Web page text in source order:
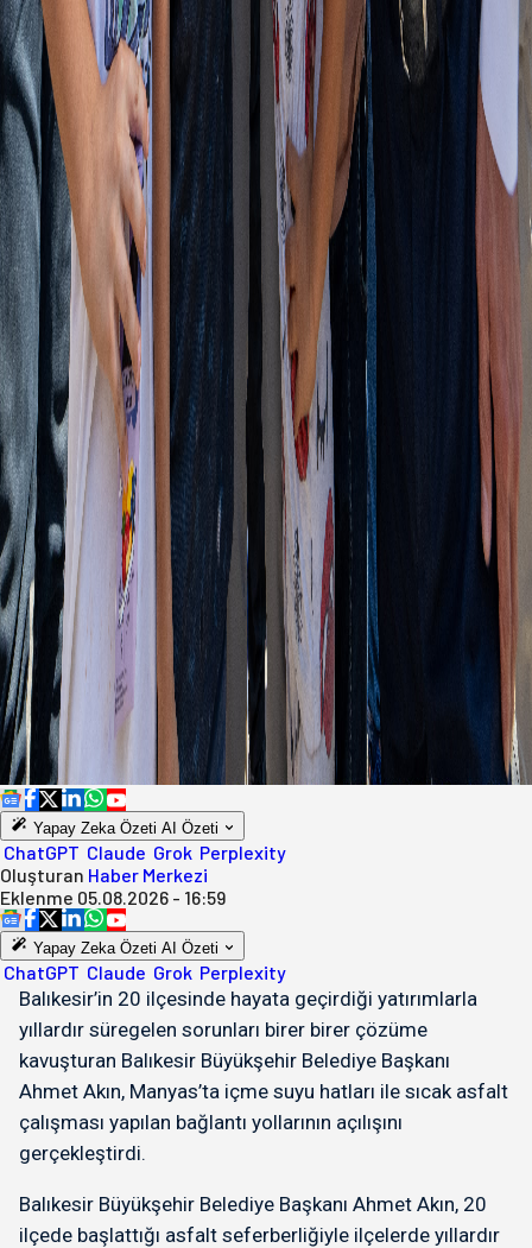
Yapay Zeka Özeti AI Özeti
ChatGPT Claude Grok Perplexity
Oluşturan Haber Merkezi
Eklenme 05.08.2026 - 16:59
Yapay Zeka Özeti AI Özeti
ChatGPT Claude Grok Perplexity
Balıkesir’in 20 ilçesinde hayata geçirdiği yatırımlarla
yıllardır süregelen sorunları birer birer çözüme
kavuşturan Balıkesir Büyükşehir Belediye Başkanı
Ahmet Akın, Manyas’ta içme suyu hatları ile sıcak asfalt
çalışması yapılan bağlantı yollarının açılışını
gerçekleştirdi.
Balıkesir Büyükşehir Belediye Başkanı Ahmet Akın, 20
ilçede başlattığı asfalt seferberliğiyle ilçelerde yıllardır